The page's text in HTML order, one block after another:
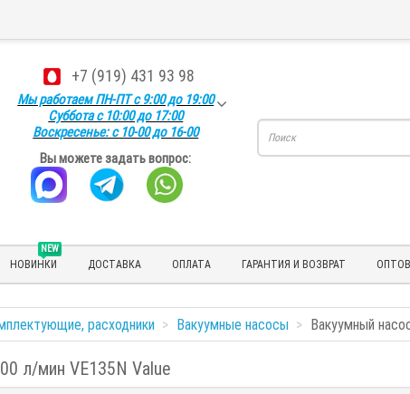
+7 (919) 431 93 98
Мы работаем ПН-ПТ с 9:00 до 19:00
Суббота с 10:00 до 17:00
Воскресенье: с 10-00 до 16-00
Вы можете задать вопрос:
NEW
НОВИНКИ ДОСТАВКА ОПЛАТА ГАРАНТИЯ И ВОЗВРАТ
расходники Вакуумные насосы Вакуумный
л/мин VE135N Value